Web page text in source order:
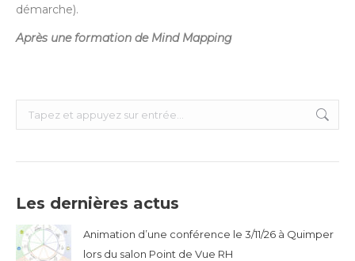
démarche).
Après une formation de Mind Mapping
Recherche
:
Les dernières actus
Animation d’une conférence le 3/11/26 à Quimper
lors du salon Point de Vue RH